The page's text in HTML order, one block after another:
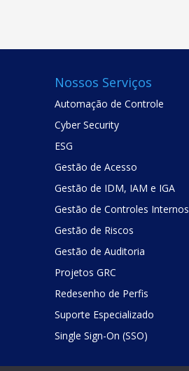
Nossos Serviços
Automação de Controle
Cyber Security
ESG
Gestão de Acesso
Gestão de IDM, IAM e IGA
Gestão de Controles Internos
Gestão de Riscos
Gestão de Auditoria
Projetos GRC
Redesenho de Perfis
Suporte Especializado
Single Sign-On (SSO)